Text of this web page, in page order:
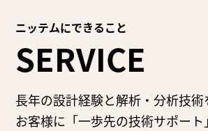
ニッテムにできること
SERVICE
長年の設計経験と解析・分析技術
お客様に「一歩先の技術サポー